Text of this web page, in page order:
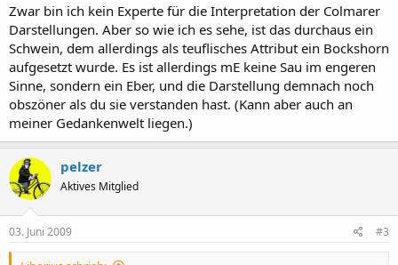
Zwar bin ich kein Experte für die Interpretation der Colmarer
Darstellungen. Aber so wie ich es sehe, ist das durchaus ein
Schwein, dem allerdings als teuflisches Attribut ein Bockshorn
aufgesetzt wurde. Es ist allerdings mE keine Sau im engeren
Sinne, sondern ein Eber, und die Darstellung demnach noch
obszöner als du sie verstanden hast. (Kann aber auch an
meiner Gedankenwelt liegen.)
pelzer
Aktives Mitglied
03. Juni 2009 #3